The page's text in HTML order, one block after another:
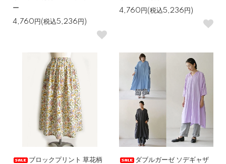
ー
4,760円(税込5,236円)
4,760円(税込5,236円)
ブロックプリント 草花柄
ダブルガーゼ ソデギャザ